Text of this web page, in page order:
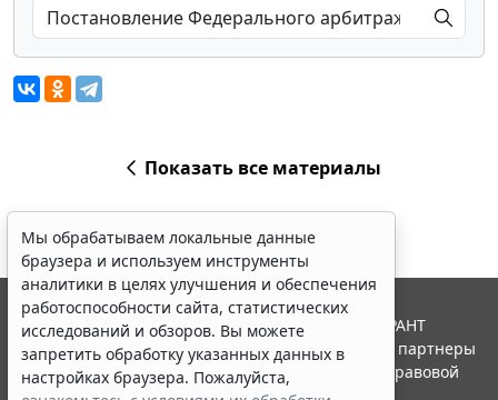
Показать все материалы
Мы обрабатываем локальные данные
браузера и используем инструменты
аналитики в целях улучшения и обеспечения
работоспособности сайта, статистических
исследований и обзоров. Вы можете
запретить обработку указанных данных в
настройках браузера. Пожалуйста,
© ООО "НПП "ГАРАНТ-СЕРВИС", 2026. Система ГАРАНТ
выпускается с 1990 года. Компания "Гарант" и ее партнеры
являются участниками Российской ассоциации правовой
информации ГАРАНТ.